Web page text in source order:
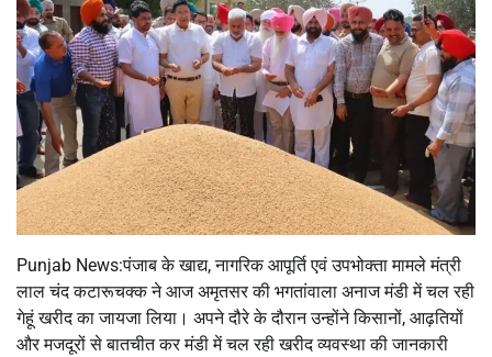
Punjab News:पंजाब के खाद्य, नागरिक आपूर्ति एवं उपभोक्ता मामले मंत्री
लाल चंद कटारूचक्क ने आज अमृतसर की भगतांवाला अनाज मंडी में चल रही
गेहूं खरीद का जायजा लिया। अपने दौरे के दौरान उन्होंने किसानों, आढ़तियों
और मजदूरों से बातचीत कर मंडी में चल रही खरीद व्यवस्था की जानकारी